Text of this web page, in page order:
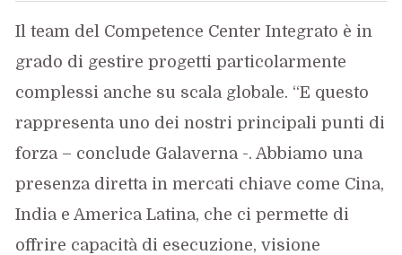
Il team del Competence Center Integrato è in
grado di gestire progetti particolarmente
complessi anche su scala globale. “E questo
rappresenta uno dei nostri principali punti di
forza – conclude Galaverna -. Abbiamo una
presenza diretta in mercati chiave come Cina,
India e America Latina, che ci permette di
offrire capacità di esecuzione, visione